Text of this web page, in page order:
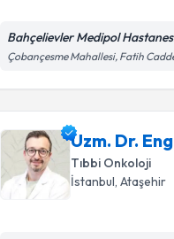
Bahçelievler Medipol
Çobançesme Mahallesi, Fatih
Uzm. Dr.
Tıbbi Onkoloji
İstanbul , Ataşehir